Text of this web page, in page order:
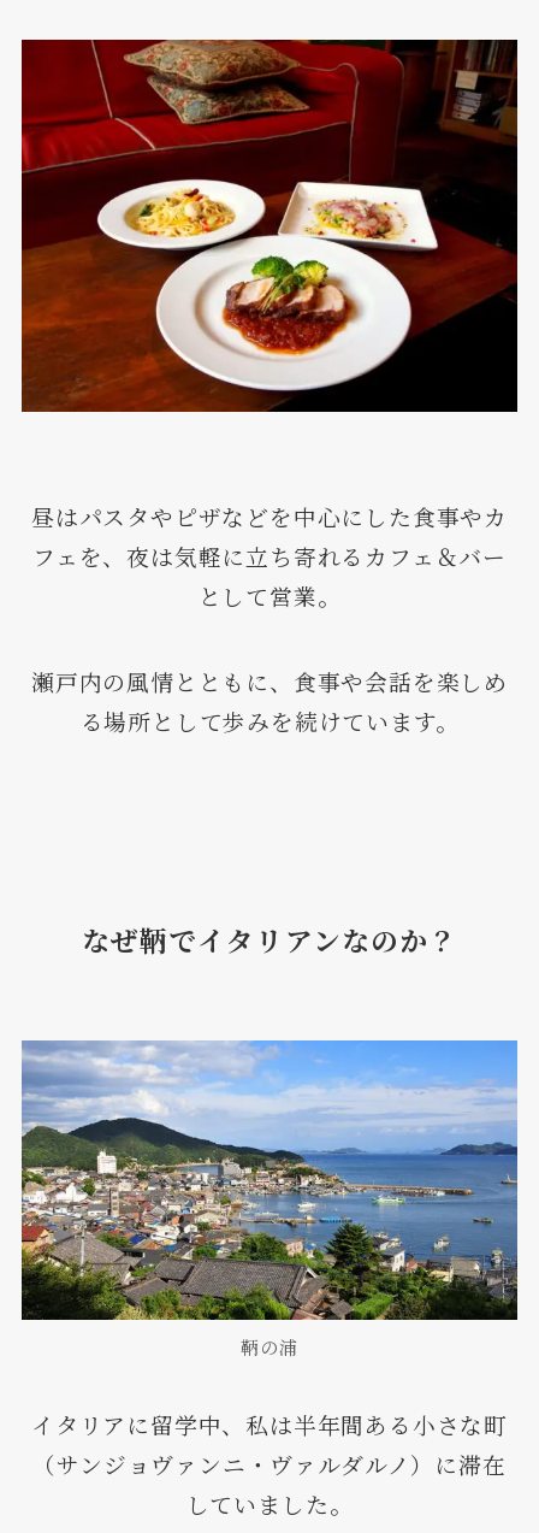
昼はパスタやピザなどを中心にした食事やカ
フェを、夜は気軽に立ち寄れるカフェ＆バー
として営業。
瀬戸内の風情とともに、食事や会話を楽しめ
る場所として歩みを続けています。
なぜ鞆でイタリアンなのか？
鞆の浦
イタリアに留学中、私は半年間ある小さな町
（サンジョヴァンニ・ヴァルダルノ）に滞在
していました。